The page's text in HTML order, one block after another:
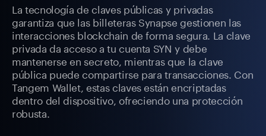
La tecnología de claves públicas y privadas
garantiza que las billeteras Synapse gestionen las
interacciones blockchain de forma segura. La clave
privada da acceso a tu cuenta SYN y debe
mantenerse en secreto, mientras que la clave
pública puede compartirse para transacciones. Con
Tangem Wallet, estas claves están encriptadas
dentro del dispositivo, ofreciendo una protección
robusta.